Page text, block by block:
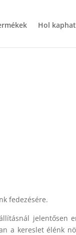
Hol
fedezésére.
jelentősen
a kereslet élénk